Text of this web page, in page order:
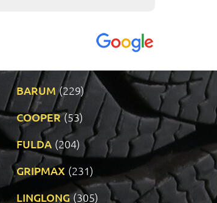
BARUM (229)
COOPER (53)
FULDA (204)
GRIPMAX (231)
LINGLONG (305)